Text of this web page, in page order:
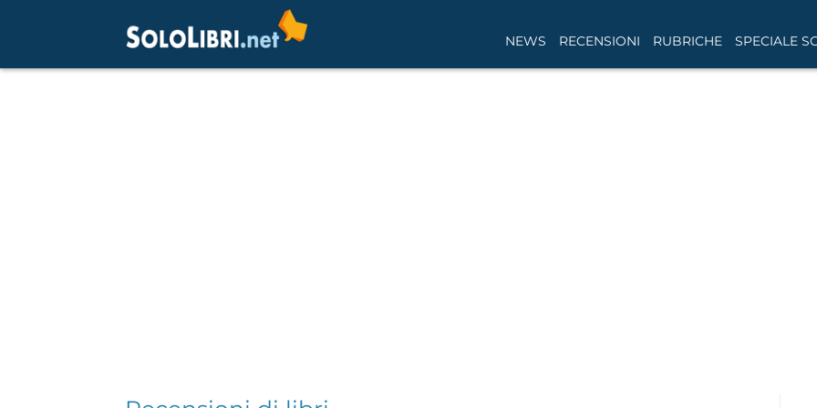
NEWS RECENSIONI RUBRICHE SPECIALE